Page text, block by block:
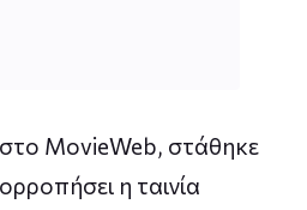
MovieWeb, στάθηκε
η ταινία